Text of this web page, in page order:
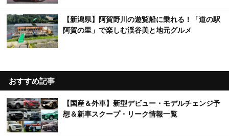
【新潟県】阿賀野川の遊覧船に乗れる！「道の駅
阿賀の里」で楽しむ渓谷美と地元グルメ
おすすめ記事
【国産＆外車】新型デビュー・モデルチェンジ予
想＆新車スクープ・リーク情報一覧